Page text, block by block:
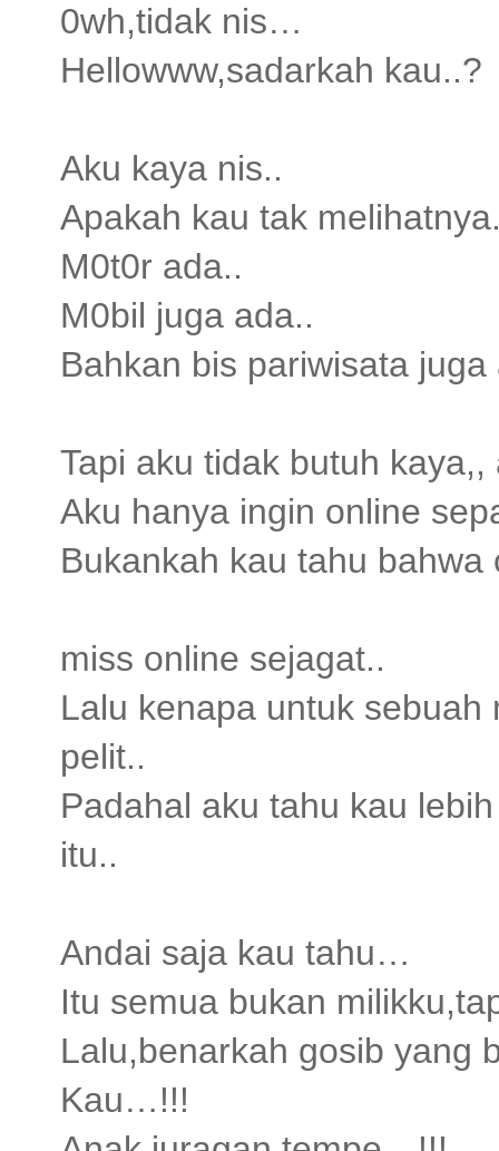
0wh,tidak nis…
Hellowww,sadarkah kau..?
Aku kaya nis..
Apakah kau tak
M0t0r ada..
M0bil juga ada..
Bahkan bis pariwisata
Tapi aku tidak butuh
Aku hanya ingin online
Bukankah kau tahu
miss online sejagat..
Lalu kenapa untuk
pelit..
Padahal aku tahu kau
itu..
Andai saja kau tahu…
Itu semua bukan
Lalu,benarkah gosib yang
Kau…!!!